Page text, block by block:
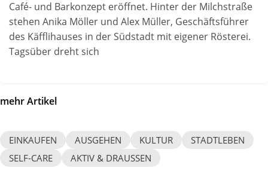
Café- und Barkonzept eröffnet. Hinter der Milchstraße
stehen Anika Möller und Alex Müller, Geschäftsführer
des Käfflihauses in der Südstadt mit eigener Rösterei.
Tagsüber dreht sich
mehr Artikel
EINKAUFEN AUSGEHEN KULTUR
STADTLEBEN
SELF-CARE
AKTIV & DRAUSSEN